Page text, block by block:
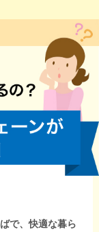
で、快適な暮ら